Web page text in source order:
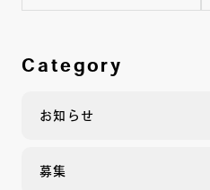
Category
お知らせ
募集